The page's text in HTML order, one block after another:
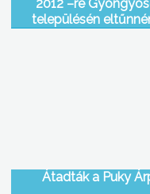
2012 –re
településén
Átadták a Puky